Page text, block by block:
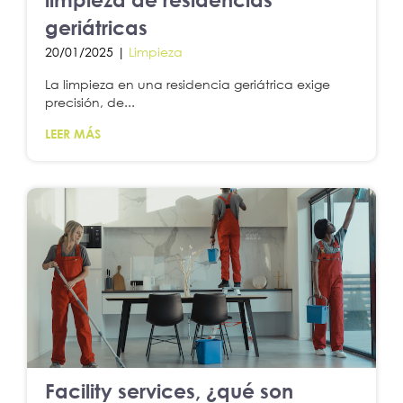
geriátricas
20/01/2025 | Limpieza
La limpieza en una residencia geriátrica exige
precisión, de...
LEER MÁS
Facility services, ¿qué son